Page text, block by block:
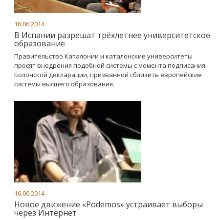
16.06.2014
В Испании разрешат трёхлетнее университетское
образование
Правительство Каталонии и каталонские университеты
просят внедрения подобной системы с момента подписания
Болонской декларации, призванной сблизить европейские
системы высшего образования.
16.06.2014
Новое движение «Podemos» устраивает выборы
через Интернет